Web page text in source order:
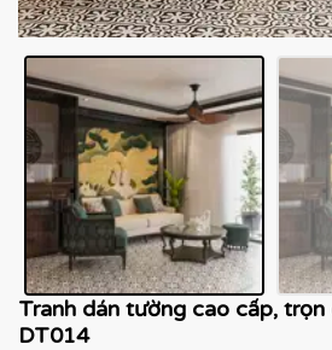
Tranh dán tường cao cấp,
DT014